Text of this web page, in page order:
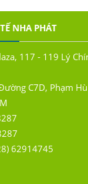
NHA PHÁT
117 - 119 Lý
C7D, Phạm
62914745